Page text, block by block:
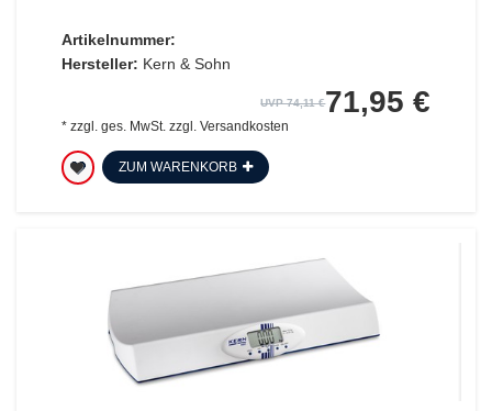
Artikelnummer:
Hersteller: Kern & Sohn
UVP 74,11 €71,95 €
* zzgl. ges. MwSt.zzgl. Versandkosten
ZUM WARENKORB